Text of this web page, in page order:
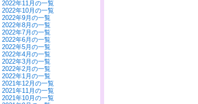
2022年11月の一覧
2022年10月の一覧
2022年9月の一覧
2022年8月の一覧
2022年7月の一覧
2022年6月の一覧
2022年5月の一覧
2022年4月の一覧
2022年3月の一覧
2022年2月の一覧
2022年1月の一覧
2021年12月の一覧
2021年11月の一覧
2021年10月の一覧